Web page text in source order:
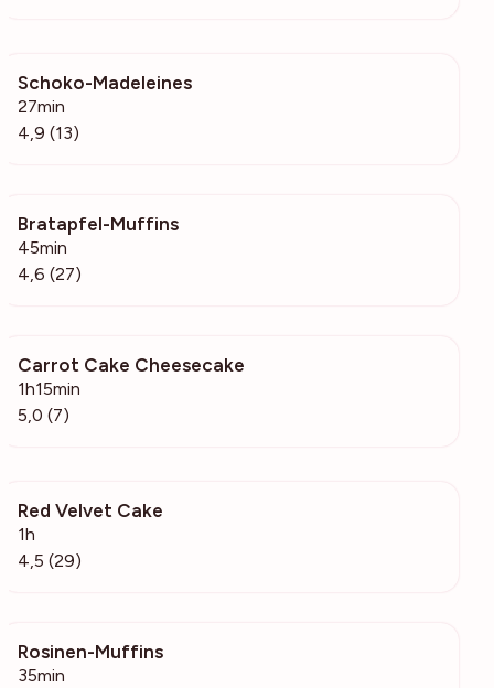
Schoko-Madeleines
27min
4,9 (13)
Bratapfel-Muffins
45min
4,6 (27)
Carrot Cake Cheesecake
1h15min
5,0 (7)
Red Velvet Cake
1h
4,5 (29)
Rosinen-Muffins
35min